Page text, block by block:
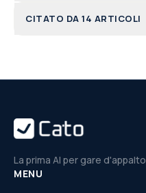
CITATO DA 14 ARTICOLI
La prima AI per gare d'appalto
MENU